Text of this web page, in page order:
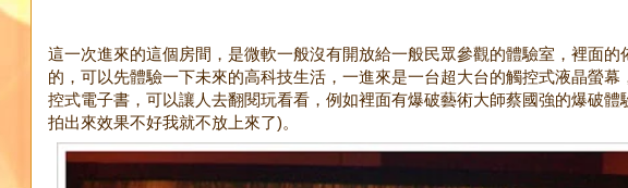
這一次進來的這個房間，是微軟一般沒有開放給一般民眾參觀的體驗室，裡面的
的，可以先體驗一下未來的高科技生活，一進來是一台超大台的觸控式液晶螢幕
控式電子書，可以讓人去翻閱玩看看，例如裡面有爆破藝術大師蔡國強的爆破體
拍出來效果不好我就不放上來了)。